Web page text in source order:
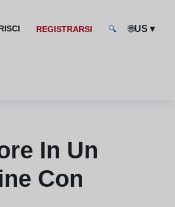
REGISTRARSI 🔍 🌐US ▼
In Un
Con